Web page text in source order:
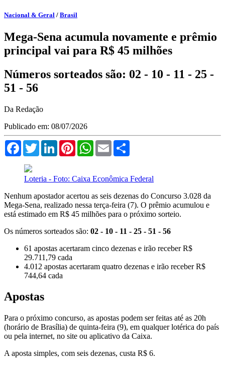
Nacional & Geral / Brasil
Mega-Sena acumula novamente e prêmio
principal vai para R$ 45 milhões
Números sorteados são: 02 - 10 - 11 - 25 -
51 - 56
Da Redação
Publicado em: 08/07/2026
FacebookTwitterLinkedInPinterestWhatsApp
Email
Loteria - Foto: Caixa Econômica Federal
Nenhum apostador acertou as seis dezenas do Concurso 3.028 da
Mega-Sena, realizado nessa terça-feira (7). O prêmio acumulou e
está estimado em R$ 45 milhões para o próximo sorteio.
Os números sorteados são: 02 - 10 - 11 - 25 - 51 - 56
61 apostas acertaram cinco dezenas e irão receber R$
29.711,79 cada
4.012 apostas acertaram quatro dezenas e irão receber R$
744,64 cada
Apostas
Para o próximo concurso, as apostas podem ser feitas até as 20h
(horário de Brasília) de quinta-feira (9), em qualquer lotérica do país
ou pela internet, no site ou aplicativo da Caixa.
A aposta simples, com seis dezenas, custa R$ 6.